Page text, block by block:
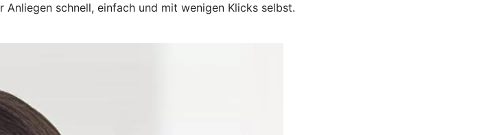
Anliegen schnell, einfach und mit wenigen Klicks selbst.